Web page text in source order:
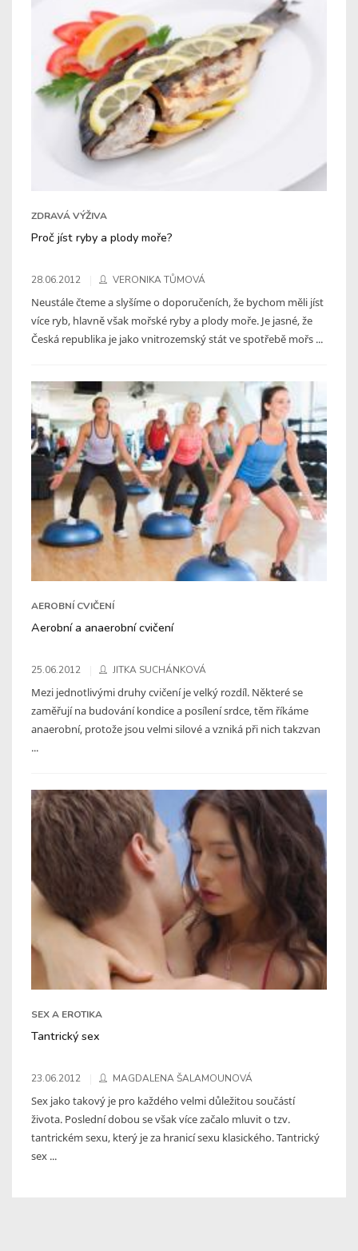
ZDRAVÁ VÝŽIVA
Proč jíst ryby a plody moře?
28.06.2012 VERONIKA TŮMOVÁ
Neustále čteme a slyšíme o doporučeních, že bychom měli jíst
více ryb, hlavně však mořské ryby a plody moře. Je jasné, že
Česká republika je jako vnitrozemský stát ve spotřebě mořs ...
AEROBNÍ CVIČENÍ
Aerobní a anaerobní cvičení
25.06.2012 JITKA SUCHÁNKOVÁ
Mezi jednotlivými druhy cvičení je velký rozdíl. Některé se
zaměřují na budování kondice a posílení srdce, těm říkáme
anaerobní, protože jsou velmi silové a vzniká při nich takzvan
...
SEX A EROTIKA
Tantrický sex
23.06.2012 MAGDALENA ŠALAMOUNOVÁ
Sex jako takový je pro každého velmi důležitou součástí
života. Poslední dobou se však více začalo mluvit o tzv.
tantrickém sexu, který je za hranicí sexu klasického. Tantrický
sex ...